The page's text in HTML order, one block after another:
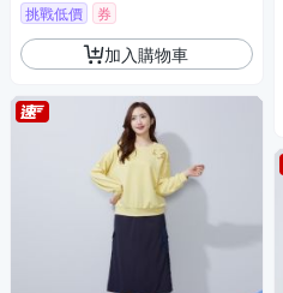
挑戰低價 券
加入購物車